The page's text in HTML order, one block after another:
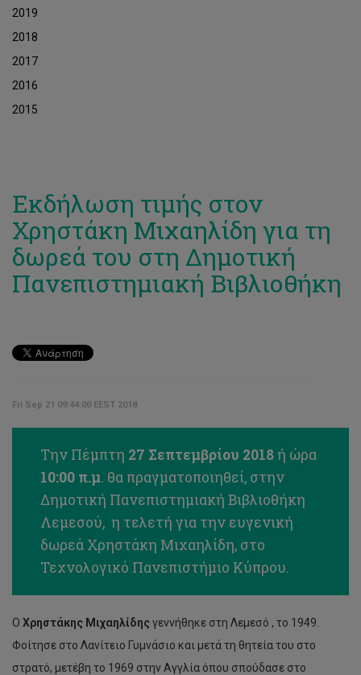
2019
2018
2017
2016
2015
Εκδήλωση τιμής στον
Χρηστάκη Μιχαηλίδη για τη
δωρεά του στη Δημοτική
Πανεπιστημιακή Βιβλιοθήκη
Fri Sep 21 09:44:00 EEST 2018
Την Πέμπτη 27 Σεπτεμβρίου 2018ή ώρα
10:00 π.μ. θα πραγματοποιηθεί, στην
Δημοτική Πανεπιστημιακή Βιβλιοθήκη
Λεμεσού, η τελετή για την ευγενική
δωρεά Χρηστάκη Μιχαηλίδη, στο
Τεχνολογικό Πανεπιστήμιο Κύπρου.
Ο Χρηστάκης Μιχαηλίδηςγεννήθηκε στη Λεμεσό , το 1949.
Φοίτησε στο Λανίτειο Γυμνάσιο και μετά τη θητεία του στο
στρατό, μετέβη το 1969 στην Αγγλία όπου σπούδασε στο